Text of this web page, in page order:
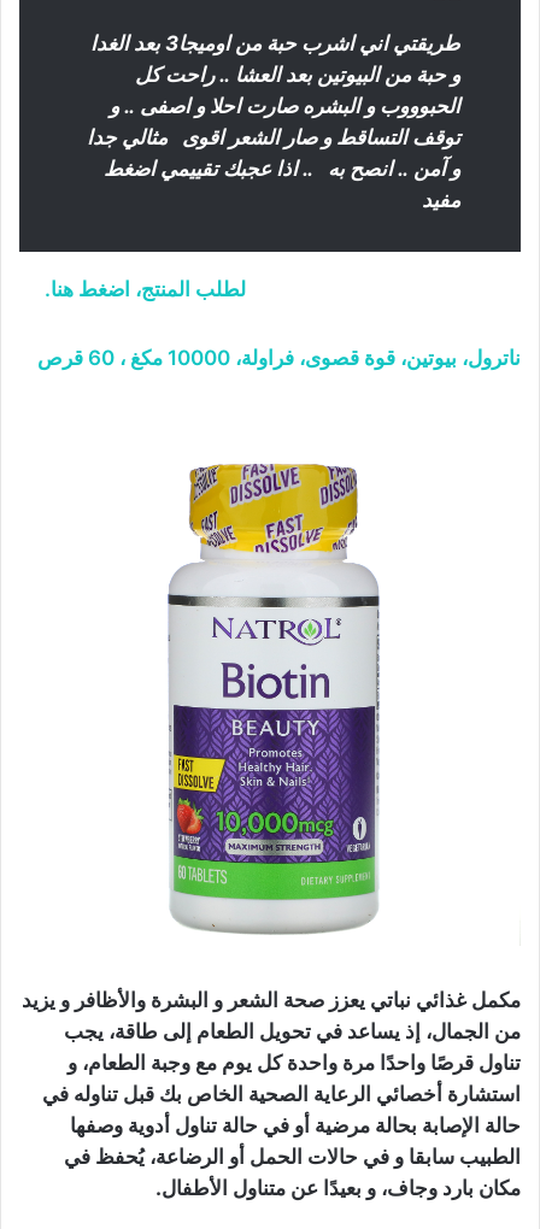
طريقتي اني اشرب حبة من اوميجا3 بعد الغدا
و حبة من البيوتين بعد العشا .. راحت كل
الحبوووب و البشره صارت احلا و اصفى .. و
توقف التساقط و صار الشعر اقوى مثالي جدا
و آمن .. انصح به .. اذا عجبك تقييمي اضغط
مفيد
لطلب المنتج، اضغط هنا.
ناترول، بيوتين، قوة قصوى، فراولة، 10000 مكغ ، 60 قرص
مكمل غذائي نباتي يعزز صحة الشعر و البشرة والأظافر و يزيد
من الجمال، إذ يساعد في تحويل الطعام إلى طاقة، يجب
تناول قرصًا واحدًا مرة واحدة كل يوم مع وجبة الطعام، و
استشارة أخصائي الرعاية الصحية الخاص بك قبل تناوله في
حالة الإصابة بحالة مرضية أو في حالة تناول أدوية وصفها
الطبيب سابقا و في حالات الحمل أو الرضاعة، يُحفظ في
مكان بارد وجاف، و بعيدًا عن متناول الأطفال.